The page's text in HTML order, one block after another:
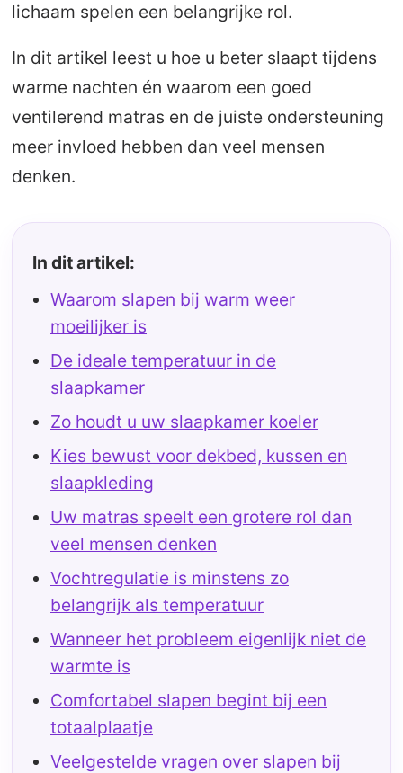
lichaam spelen een belangrijke rol.
In dit artikel leest u hoe u beter slaapt tijdens
warme nachten én waarom een goed
ventilerend matras en de juiste ondersteuning
meer invloed hebben dan veel mensen
denken.
In dit artikel:
Waarom slapen bij warm weer
moeilijker is
De ideale temperatuur in de
slaapkamer
Zo houdt u uw slaapkamer koeler
Kies bewust voor dekbed, kussen en
slaapkleding
Uw matras speelt een grotere rol dan
veel mensen denken
Vochtregulatie is minstens zo
belangrijk als temperatuur
Wanneer het probleem eigenlijk niet de
warmte is
Comfortabel slapen begint bij een
totaalplaatje
Veelgestelde vragen over slapen bij